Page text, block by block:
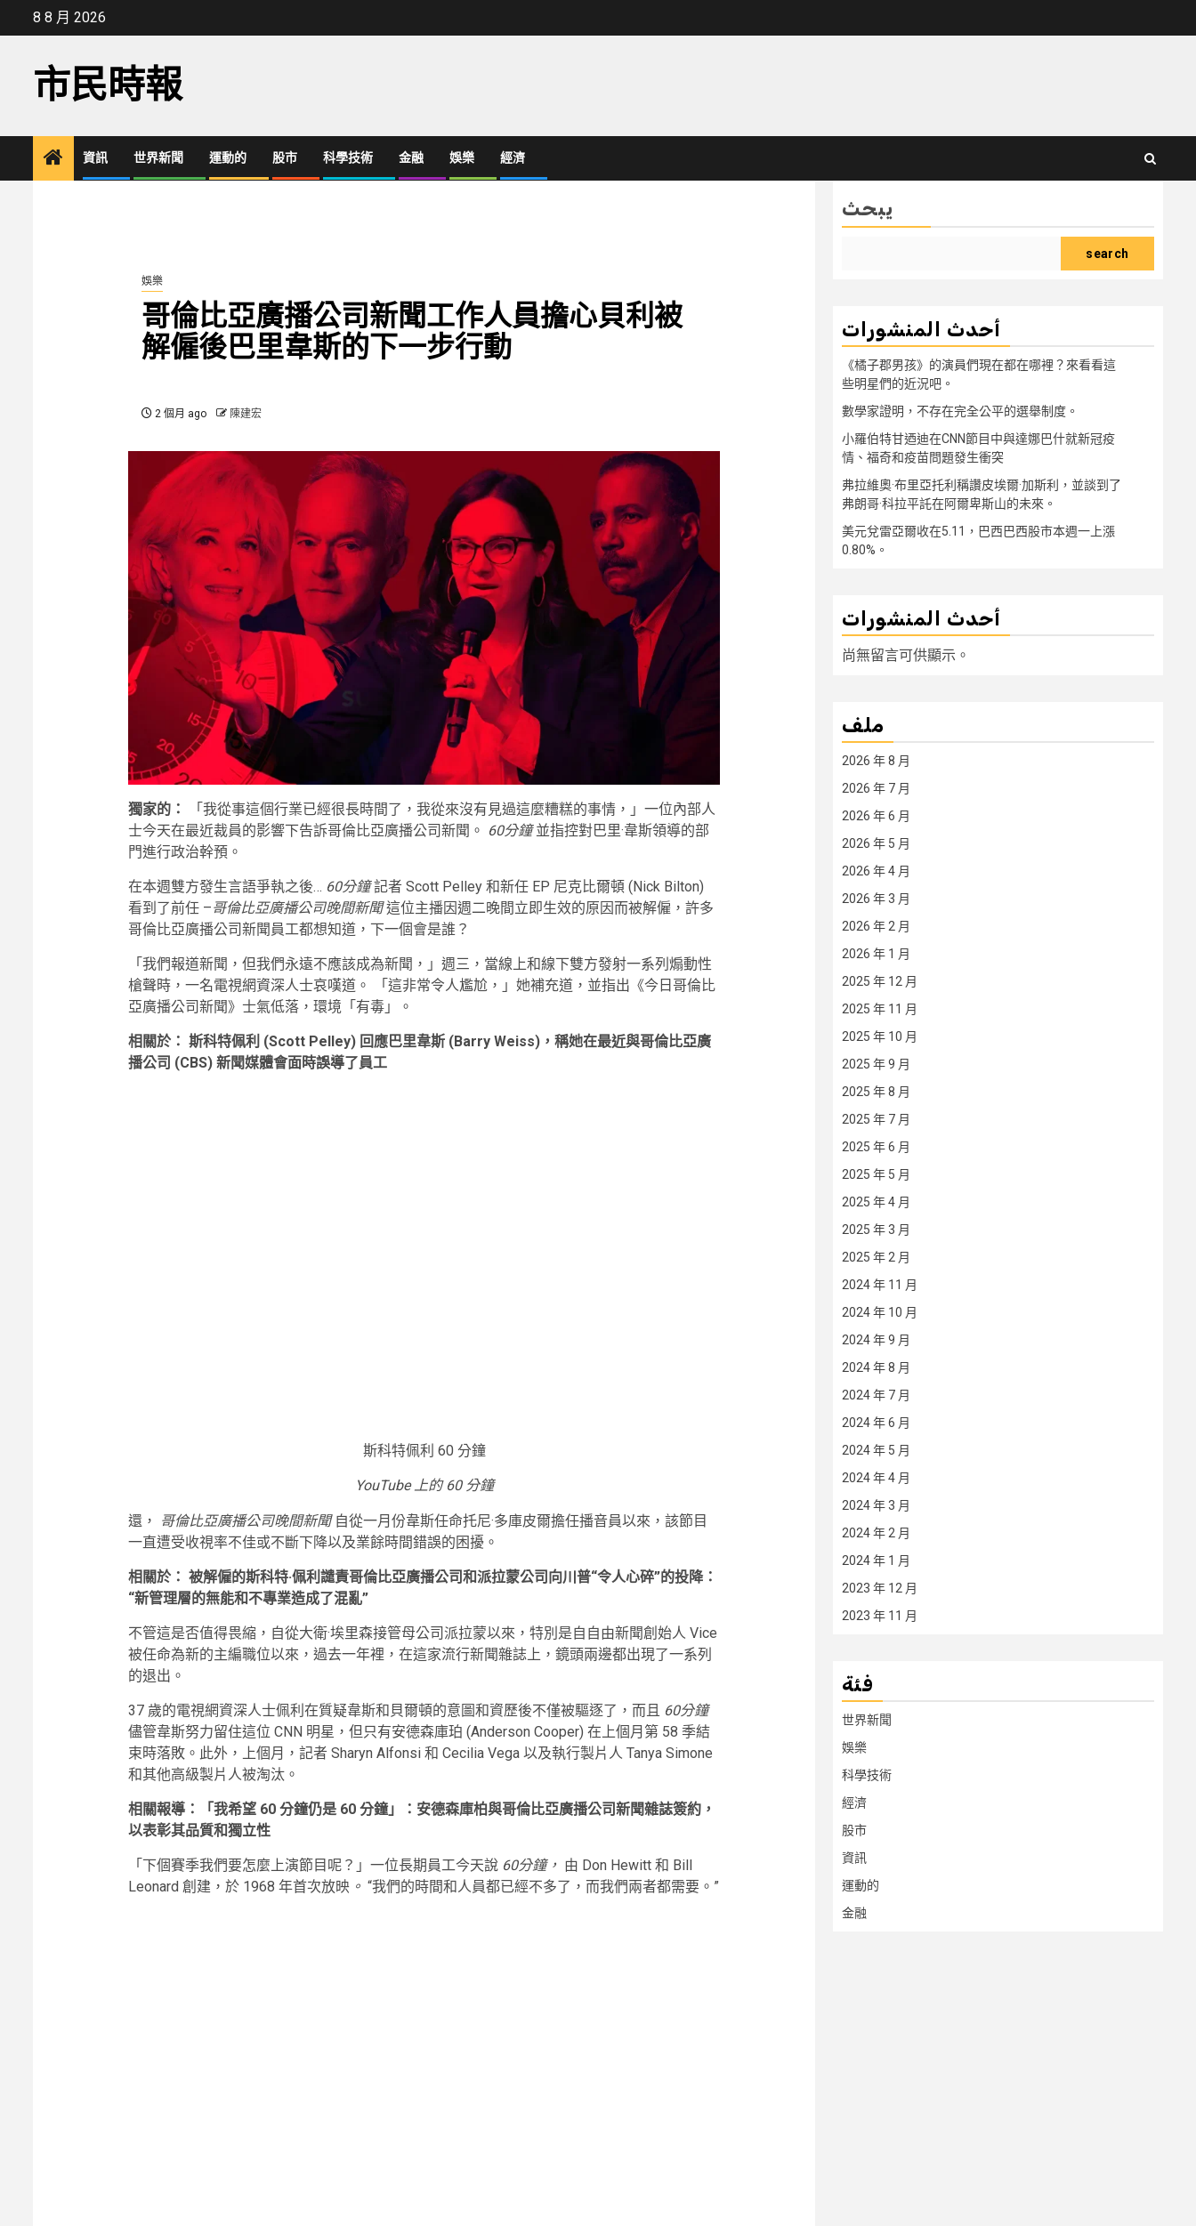
8 8 月 2026
市民時報
資訊 世界新聞 運動的 股市 科學技術 金融 娛樂 經濟
娛樂
哥倫比亞廣播公司新聞工作人員擔心貝利被
解僱後巴里韋斯的下一步行動
2 個月 ago 陳建宏
獨家的：
「我從事這個行業已經很長時間了，我從來沒有見過這麼糟糕的事情，」一位內部人
士今天在最近裁員的影響下告訴哥倫比亞廣播公司新聞。 60分鐘並指控對巴里·韋斯領導的部
門進行政治幹預。
在本週雙方發生言語爭執之後… 60分鐘記者 Scott Pelley 和新任 EP 尼克比爾頓 (Nick Bilton)
看到了前任 –哥倫比亞廣播公司晚間新聞這位主播因週二晚間立即生效的原因而被解僱，許多
哥倫比亞廣播公司新聞員工都想知道，下一個會是誰？
「我們報道新聞，但我們永遠不應該成為新聞，」週三，當線上和線下雙方發射一系列煽動性
槍聲時，一名電視網資深人士哀嘆道。 「這非常令人尷尬，」她補充道，並指出《今日哥倫比
亞廣播公司新聞》士氣低落，環境「有毒」。
相關於： 斯科特佩利 (Scott Pelley) 回應巴里韋斯 (Barry Weiss)，稱她在最近與哥倫比亞廣
播公司 (CBS) 新聞媒體會面時誤導了員工
斯科特佩利 60 分鐘
YouTube 上的 60 分鐘
還， 哥倫比亞廣播公司晚間新聞自從一月份韋斯任命托尼·多庫皮爾擔任播音員以來，該節目
一直遭受收視率不佳或不斷下降以及業餘時間錯誤的困擾。
相關於： 被解僱的斯科特·佩利譴責哥倫比亞廣播公司和派拉蒙公司向川普“令人心碎”的投降：
“新管理層的無能和不專業造成了混亂”
不管這是否值得畏縮，自從大衛·埃里森接管母公司派拉蒙以來，特別是自自由新聞創始人 Vice
被任命為新的主編職位以來，過去一年裡，在這家流行新聞雜誌上，鏡頭兩邊都出現了一系列
的退出。
37 歲的電視網資深人士佩利在質疑韋斯和貝爾頓的意圖和資歷後不僅被驅逐了，而且 60分鐘
儘管韋斯努力留住這位 CNN 明星，但只有安德森庫珀 (Anderson Cooper) 在上個月第 58 季結
束時落敗。此外，上個月，記者 Sharyn Alfonsi 和 Cecilia Vega 以及執行製片人 Tanya Simone
和其他高級製片人被淘汰。
相關報導：「我希望 60 分鐘仍是 60 分鐘」：安德森庫柏與哥倫比亞廣播公司新聞雜誌簽約，
以表彰其品質和獨立性
「下個賽季我們要怎麼上演節目呢？」一位長期員工今天說 60分鐘， 由 Don Hewitt 和 Bill
Leonard 創建，於 1968 年首次放映。 “我們的時間和人員都已經不多了，而我們兩者都需要。”
يبحث
search
أحدث المنشورات
《橘子郡男孩》的演員們現在都在哪裡？來看看這
些明星們的近況吧。
數學家證明，不存在完全公平的選舉制度。
小羅伯特甘迺迪在CNN節目中與達娜巴什就新冠疫
情、福奇和疫苗問題發生衝突
弗拉維奧·布里亞托利稱讚皮埃爾·加斯利，並談到了
弗朗哥·科拉平託在阿爾卑斯山的未來。
美元兌雷亞爾收在5.11，巴西巴西股市本週一上漲
0.80%。
أحدث المنشورات
尚無留言可供顯示。
ملف
2026 年 8 月
2026 年 7 月
2026 年 6 月
2026 年 5 月
2026 年 4 月
2026 年 3 月
2026 年 2 月
2026 年 1 月
2025 年 12 月
2025 年 11 月
2025 年 10 月
2025 年 9 月
2025 年 8 月
2025 年 7 月
2025 年 6 月
2025 年 5 月
2025 年 4 月
2025 年 3 月
2025 年 2 月
2024 年 11 月
2024 年 10 月
2024 年 9 月
2024 年 8 月
2024 年 7 月
2024 年 6 月
2024 年 5 月
2024 年 4 月
2024 年 3 月
2024 年 2 月
2024 年 1 月
2023 年 12 月
2023 年 11 月
فئة
世界新聞
娛樂
科學技術
經濟
股市
資訊
運動的
金融